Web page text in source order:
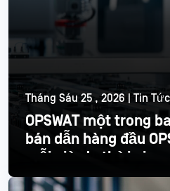
Tháng Sáu 25 , 2026 | Tin
OPSWAT một trong
bán dẫn hàng đầu
mỗi giờ do thời gian
Đọc thêm